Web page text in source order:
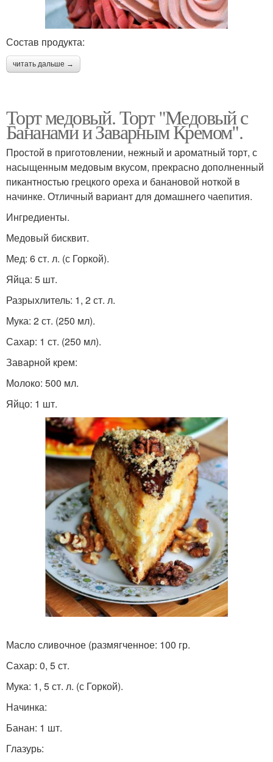
Состав продукта:
читать дальше →
Торт медовый. Торт "Медовый с
Бананами и Заварным Кремом".
Простой в приготовлении, нежный и ароматный торт, с
насыщенным медовым вкусом, прекрасно дополненный
пикантностью грецкого ореха и банановой ноткой в
начинке. Отличный вариант для домашнего чаепития.
Ингредиенты.
Медовый бисквит.
Мед: 6 ст. л. (с Горкой).
Яйца: 5 шт.
Разрыхлитель: 1, 2 ст. л.
Мука: 2 ст. (250 мл).
Сахар: 1 ст. (250 мл).
Заварной крем:
Молоко: 500 мл.
Яйцо: 1 шт.
Масло сливочное (размягченное: 100 гр.
Сахар: 0, 5 ст.
Мука: 1, 5 ст. л. (с Горкой).
Начинка:
Банан: 1 шт.
Глазурь: